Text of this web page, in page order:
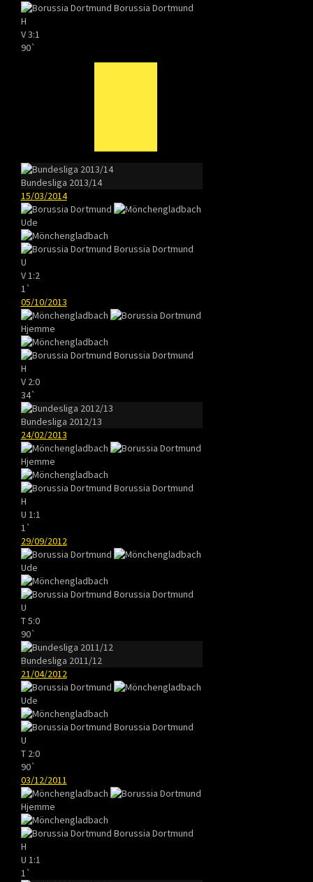
Borussia Dortmund
H
V3:1
90`
Bundesliga 2013/14
15/03/2014
Ude
Borussia Dortmund
U
V 1:2
1`
05/10/2013
Hjemme
Borussia Dortmund
H
V 2:0
34`
Bundesliga 2012/13
24/02/2013
Hjemme
Borussia Dortmund
H
U 1:1
1`
29/09/2012
Ude
Borussia Dortmund
U
T5:0
90`
Bundesliga 2011/12
21/04/2012
Ude
Borussia Dortmund
U
T 2:0
90`
03/12/2011
Hjemme
Borussia Dortmund
H
U 1:1
1`